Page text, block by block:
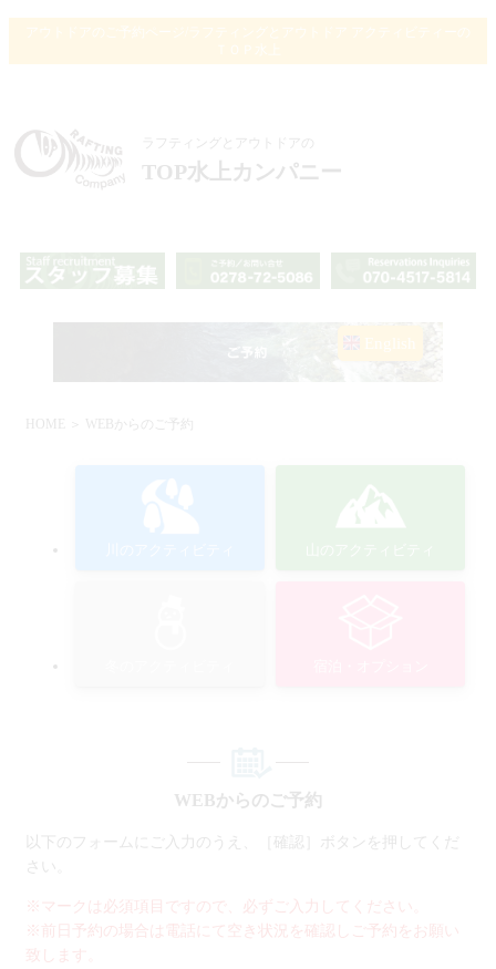
アウトドアのご予約ページ/ラフティングとアウトドア アクティビティーの
ラフティングとアウトドアの
TOP水上カンパニー
English
HOME ＞ WEBからのご予約
WEBからのご予約
以下のフォームにご入力のうえ、［確認］ボタンを押してくだ
さい。
※マークは必須項目ですので、必ずご入力してください。
※前日予約の場合は電話にて空き状況を確認しご予約をお願い
致します。